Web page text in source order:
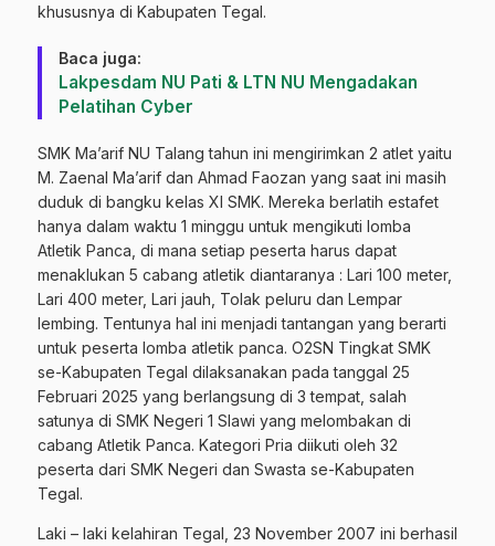
khususnya di Kabupaten Tegal.
Baca juga:
Lakpesdam NU Pati & LTN NU Mengadakan
Pelatihan Cyber
SMK Ma’arif NU Talang tahun ini mengirimkan 2 atlet yaitu
M. Zaenal Ma’arif dan Ahmad Faozan yang saat ini masih
duduk di bangku kelas XI SMK. Mereka berlatih estafet
hanya dalam waktu 1 minggu untuk mengikuti lomba
Atletik Panca, di mana setiap peserta harus dapat
menaklukan 5 cabang atletik diantaranya : Lari 100 meter,
Lari 400 meter, Lari jauh, Tolak peluru dan Lempar
lembing. Tentunya hal ini menjadi tantangan yang berarti
untuk peserta lomba atletik panca. O2SN Tingkat SMK
se-Kabupaten Tegal dilaksanakan pada tanggal 25
Februari 2025 yang berlangsung di 3 tempat, salah
satunya di SMK Negeri 1 Slawi yang melombakan di
cabang Atletik Panca. Kategori Pria diikuti oleh 32
peserta dari SMK Negeri dan Swasta se-Kabupaten
Tegal.
Laki – laki kelahiran Tegal, 23 November 2007 ini berhasil